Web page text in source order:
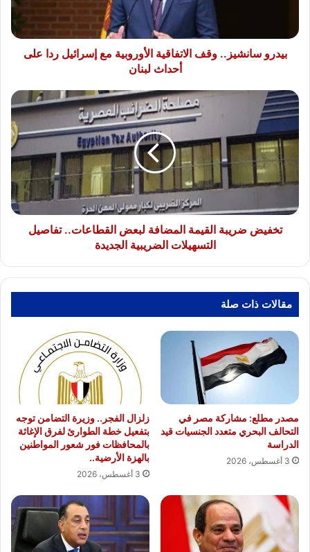
على
أحداثبيدرو سانشيز.. وقف الاتفاقية الأوروبية مع إسرائيل ردا على
أحداث لبنان
تخفيض
ضريبة
المضافة
لبعض
القطاعات..
تفاصيل
الضريبية
الجديدةتخفيض ضريبة القيمة المضافة لبعض القطاعات.. تفاصيل
التسهيلات الضريبية الجديدة
مقالات ذات صلة
مصدر مطلع: مشاركة مصر في
التحالف البحري متعدد الجنسيات قيد
الدراسة
3 أغسطس، 2026
زلزال الفجر.. وزيرة التضامن توجه
بتفعيل خطة الطوارئ لفرق الإغاثة
بالمحافظات فور شعور المواطنين
بالهزة الأرضية..
3 أغسطس، 2026